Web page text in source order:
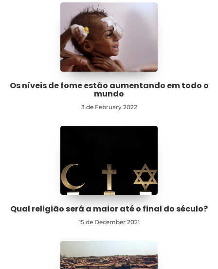
Os níveis de fome estão aumentando em todo o
mundo
3 de February 2022
Qual religião será a maior até o final do século?
15 de December 2021